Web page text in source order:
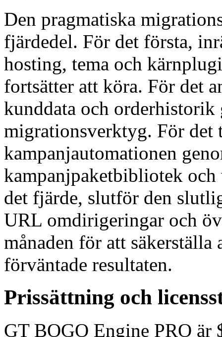
Den pragmatiska
fjärdedel. För det första,
hosting, tema och
fortsätter att köra. För det
kunddata och orderhistorik
migrationsverktyg. För det
kampanjautomationen
kampanjpaketbibliotek
det fjärde, slutför den
URL omdirigeringar och
månaden för att
förväntade resultaten.
Prissättning och
GT BOGO Engine PRO är